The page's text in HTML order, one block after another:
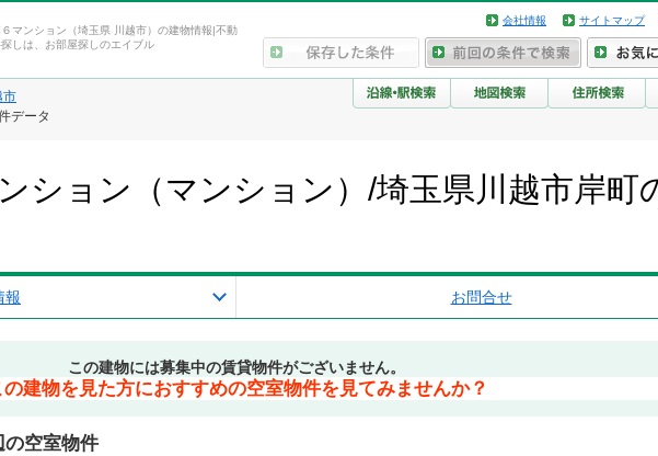
マンション（埼玉県 川越市）の建物情報|不動
しは、お部屋探しのエイブル
会社情報 サイトマップ
市
データ
ション（マンション）/埼玉県川越市岸町
報 お問合せ
この建物には募集中の賃貸物件がございません。
の建物を見た方におすすめの空室物件を見てみませんか？
の空室物件